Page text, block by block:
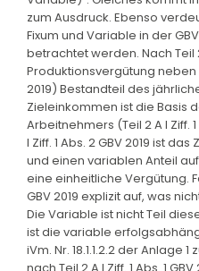
zum Ausdruck. Ebenso
Fixum und Variable in der
betrachtet werden. Nach Teil 2
Produktionsvergütung neben
2019) Bestandteil des
Zieleinkommen ist die Basis
Arbeitnehmers (Teil 2 A I Ziff. 1
I Ziff. 1 Abs. 2 GBV 2019 ist
und einen variablen Anteil
eine einheitliche Vergütung.
GBV 2019 explizit auf, was
Die Variable ist nicht Teil
ist die variable
iVm. Nr. 18.1.1.2.2 der Anlage